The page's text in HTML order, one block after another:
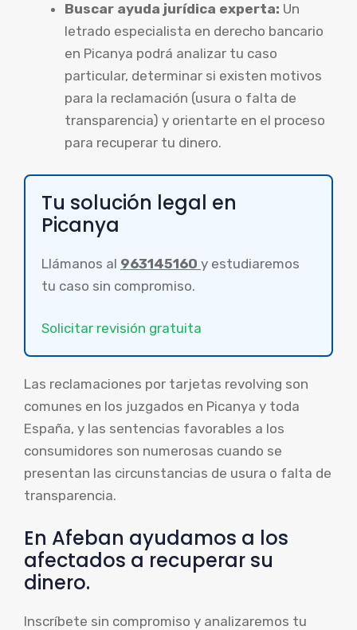
Buscar ayuda jurídica experta: Un
letrado especialista en derecho bancario
en Picanya podrá analizar tu caso
particular, determinar si existen motivos
para la reclamación (usura o falta de
transparencia) y orientarte en el proceso
para recuperar tu dinero.
Tu solución legal en
Picanya
Llámanos al 963145160 y estudiaremos
tu caso sin compromiso.
Solicitar revisión gratuita
Las reclamaciones por tarjetas revolving son
comunes en los juzgados en Picanya y toda
España, y las sentencias favorables a los
consumidores son numerosas cuando se
presentan las circunstancias de usura o falta de
transparencia.
En Afeban ayudamos a los
afectados a recuperar su
dinero.
Inscríbete sin compromiso y analizaremos tu